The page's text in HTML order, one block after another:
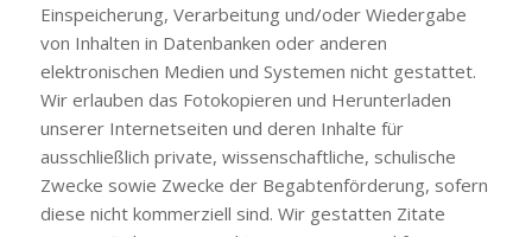
Einspeicherung, Verarbeitung und/oder Wiedergabe
von Inhalten in Datenbanken oder anderen
elektronischen Medien und Systemen nicht gestattet.
Wir erlauben das Fotokopieren und Herunterladen
unserer Internetseiten und deren Inhalte für
ausschließlich private, wissenschaftliche, schulische
Zwecke sowie Zwecke der Begabtenförderung, sofern
diese nicht kommerziell sind. Wir gestatten Zitate